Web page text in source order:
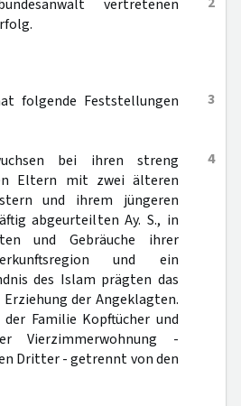
vertretenen
3
folgende Feststellungen
4
bei ihren streng
Eltern mit zwei älteren
und ihrem jüngeren
abgeurteilten Ay. S., in
und Gebräuche ihrer
und ein
des Islam prägten das
der Angeklagten.
Familie Kopftücher und
-
Dritter - getrennt von den